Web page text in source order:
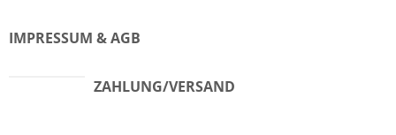
IMPRESSUM & AGB
ZAHLUNG/VERSAND